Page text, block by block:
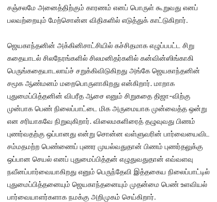
சஞ்சலமே அனைத்திற்கும் காரணம் எனப் பொருள் கூறுவது எனப்
பலவற்றையும் மேற்சொன்ன விதிகளில் எடுத்துக் காட்டுகிறார்.
ஜெயகாந்தனின் அக்கினிசாட்சியில் கச்சிதமாக எழுப்பபட்ட சிறு
கதையாடல் சிலநேரங்களில் சிலமனிதர்களில் கன்வின்ஸிங்காகி
பெருங்கதையாடலாய்ச் சறுக்கிவிடுகிறது அங்கே ஜெயகாந்தனின்
சமூக ஆண்மனம் மறைபொருளாகிறது என்கிறார். மாறாக
புதுமைப்பித்தனின் விபரீத ஆசை எனும் சிறுகதை திஜா-விற்கு
முன்பாக பெண் நிலைப்பாட்டை மிக அருமையாக முன்வைத்த ஒன்று
என சரியாகவே நிறுவுகிறார். விலைமகளிரைத் தழுவுவது பிணம்
புணர்வதற்கு ஒப்பானது என்று சொன்ன வள்ளுவரின் பார்வையைவிட
சம்மதமற்ற பெண்ணைப் புணர முயல்வதுதான் பிணம் புணர்தலுக்கு
ஒப்பான செயல் எனப் புதுமைப்பித்தன் எழுதுவதுதான் எவ்வளவு
நவீனப்பார்வையாகிறது எனும் பெருந்தேவி இத்தகைய நிலைப்பாட்டில்
புதுமைப்பித்தனையும் ஜெயகாந்தனையும் முதன்மை பெண் உளவியல்
பார்வையாளர்களாக நமக்கு அறிமுகம் செய்கிறார்.